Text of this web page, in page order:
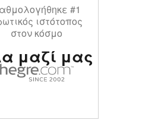
#1
ιστότοπος
στον κόσμο
μαζί μας